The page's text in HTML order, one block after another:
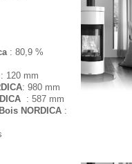
: 80,9 %
120 mm
: 980 mm
: 587 mm
NORDICA :